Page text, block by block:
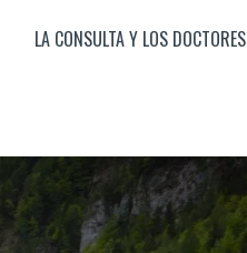
LA CONSULTA Y LOS DOCTORES